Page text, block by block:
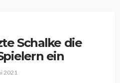
Schalke die
ein
2021